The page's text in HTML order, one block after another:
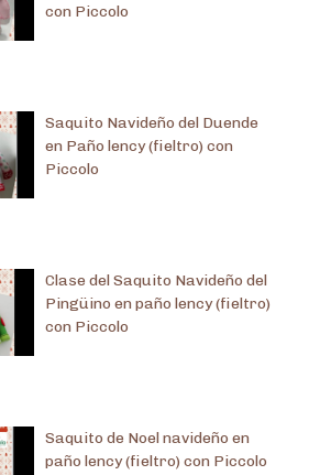
con Piccolo
Saquito Navideño del Duende
en Paño lency (fieltro) con
Piccolo
Clase del Saquito Navideño del
Pingüino en paño lency (fieltro)
con Piccolo
Saquito de Noel navideño en
paño lency (fieltro) con Piccolo